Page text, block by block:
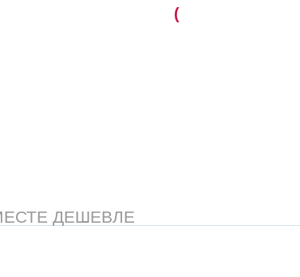
(
ДЕШЕВЛЕ